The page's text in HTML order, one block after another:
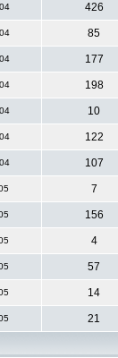
426
85
177
198
10
122
107
7
156
4
57
14
21